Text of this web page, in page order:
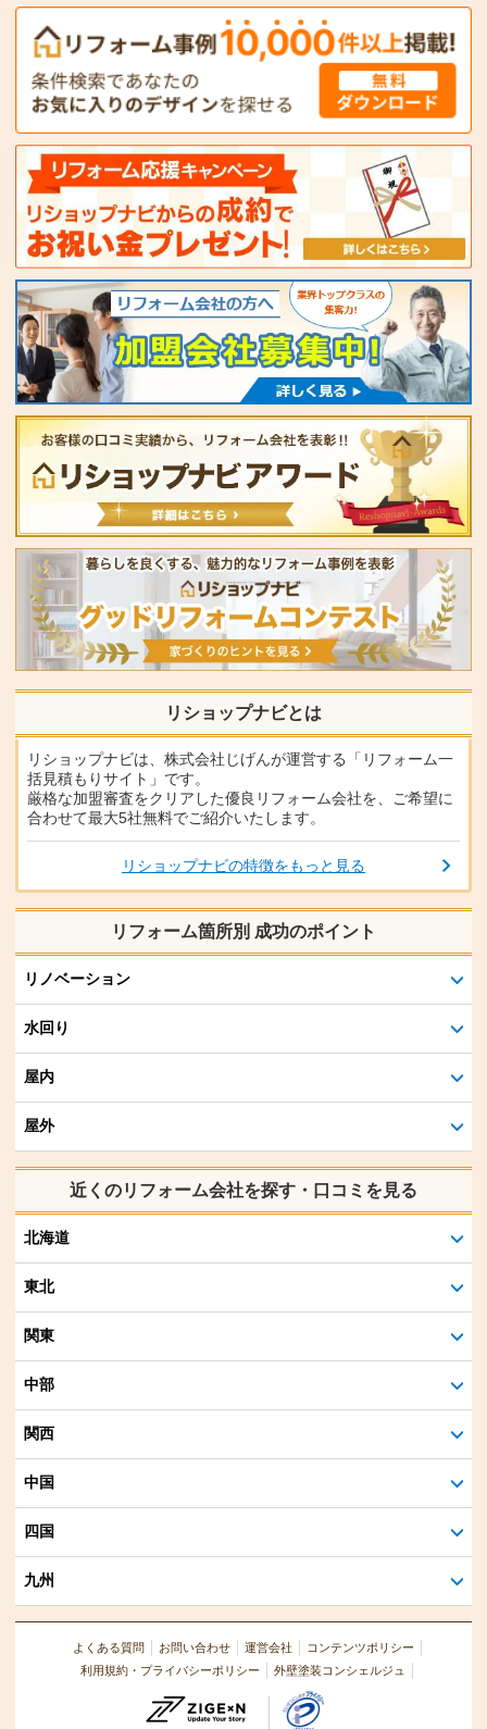
リショップナビとは
リショップナビは、株式会社じげんが運営する「リフォーム一
括見積もりサイト」です。
厳格な加盟審査をクリアした優良リフォーム会社を、ご希望に
合わせて最大5社無料でご紹介いたします。
リショップナビの特徴をもっと見る
リフォーム箇所別 成功のポイント
リノベーション
水回り
屋内
屋外
近くのリフォーム会社を探す・口コミを見る
北海道
東北
関東
中部
関西
中国
四国
九州
よくある質問 お問い合わせ 運営会社
コンテンツポリシー
利用規約・プライバシーポリシー
外壁塗装コンシェルジュ